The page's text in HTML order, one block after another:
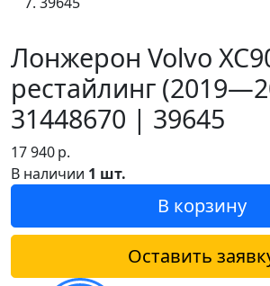
Лонжерон Volvo
рестайлинг
31448670 | 39645
17 940р.
В наличии 1 шт.
В корзину
Оставить